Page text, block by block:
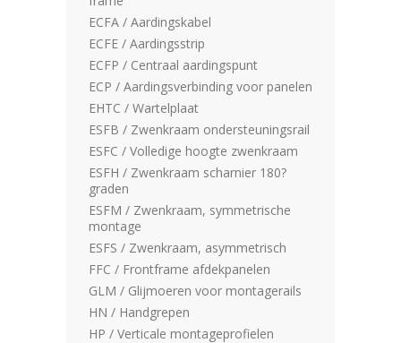
ECFA / Aardingskabel
ECFE / Aardingsstrip
ECFP / Centraal aardingspunt
ECP / Aardingsverbinding voor panelen
EHTC / Wartelplaat
ESFB / Zwenkraam ondersteuningsrail
ESFC / Volledige hoogte zwenkraam
ESFH / Zwenkraam scharnier 180?
graden
ESFM / Zwenkraam, symmetrische
montage
ESFS / Zwenkraam, asymmetrisch
FFC / Frontframe afdekpanelen
GLM / Glijmoeren voor montagerails
HN / Handgrepen
HP / Verticale montageprofielen